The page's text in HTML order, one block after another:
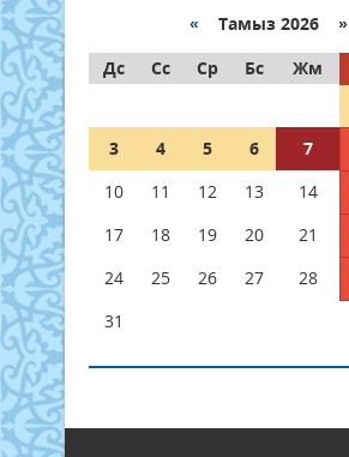
« Тамыз 2026 »
Дс
Сс Ср Бс Жм
3
4 5 6 7
10
11 12 13 14
17
18 19 20 21
24
25 26 27 28
31